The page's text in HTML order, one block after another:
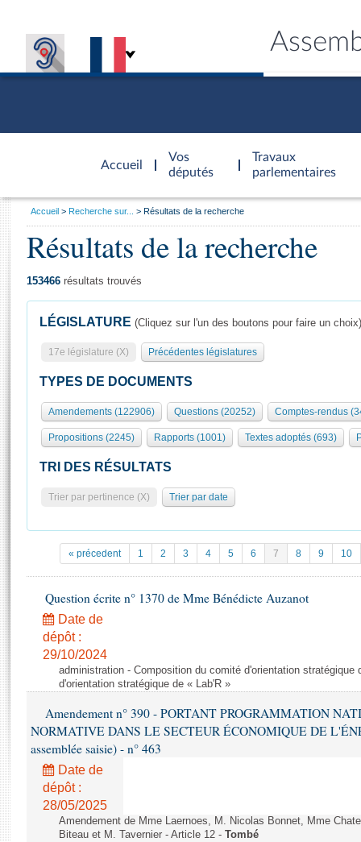
Accueil
d'accueil
Vos
députés
Travaux
parlementaires
Présidence
577 députés
Groupes politiques
Séance publique
Commissions et autres organes
Europe et International
Pétitions
Projets de loi
Propositions de loi
Amendements
Textes adoptés
Rapports législatifs
Rapports sur l'application des lois
Baromètre de l’application des lois
Dossiers législatifs
Général
Rôle et pouvoirs de l'Assemblée
Organisation de l'Assemblée
Présidence Conférence des Présidents Bureau Collège des
Statistiques et chiffres clés
Documents de référence
( Constitution | Règlement de l'Assemblée ... )
Histoire
Juniors
Anciennes législatures
Visiter l'Assemblée
Visite virtuelle du palais Bourbon
Assister à une séance
La Bibliothèque
Contacts et plan d'accès
Photos libres de droit
Vous
Accueil Recherche sur... Résultats de la recherche
Résultats de la recherche
153466 résultats trouvés
LÉGISLATURE (Cliquez sur l'un des boutons pour faire un choix)
17e législature (X) Précédentes législatures
TYPES DE DOCUMENTS
Amendements (122906) Questions (20252) Comptes-rendus
Propositions (2245) Rapports (1001) Textes adoptés (693)
TRI DES RÉSULTATS
Trier par pertinence (X) Trier par date
« précedent 1 2 3 4 5 6 7 8 9 10
Question écrite n° 1370 de Mme Bénédicte Auzanot
Date de
dépôt :
29/10/2024
administration - Composition du comité d'orientation stratégique
d'orientation stratégique de « Lab'R »
Amendement n° 390 - PORTANT PROGRAMMATION
NORMATIVE DANS LE SECTEUR ÉCONOMIQUE DE
assemblée saisie) - n° 463
Date de
dépôt :
28/05/2025
Amendement de Mme Laernoes, M. Nicolas Bonnet, Mme
Biteau et M. Tavernier - Article 12 - Tombé